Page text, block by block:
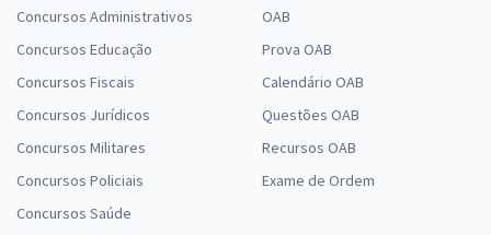
Concursos Administrativos
Concursos Educação
Concursos Fiscais
Concursos Jurídicos
Concursos Militares
Concursos Policiais
Concursos Saúde
OAB
Prova OAB
Calendário OAB
Questões OAB
Recursos OAB
Exame de Ordem